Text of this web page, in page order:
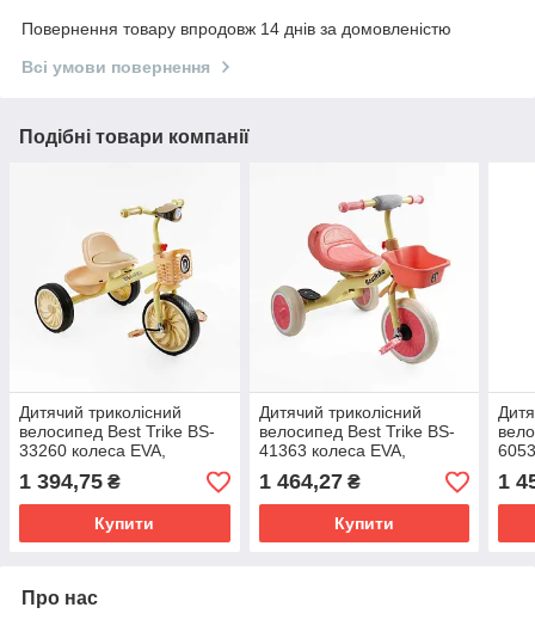
Повернення товару впродовж 14 днів за домовленістю
Всі умови повернення
Подібні товари компанії
Дитячий триколісний
велосипед Best Trike BS-
33260 колеса EVA,
сталева рама, кошик,
українське озвучування
1 394,75 ₴
Купити
Дитячий триколісний
велосипед Best Trike BS-
41363 колеса EVA,
сталева рама, кошик,
українське озвучування
1 464,27₴
Купити
1
Про нас